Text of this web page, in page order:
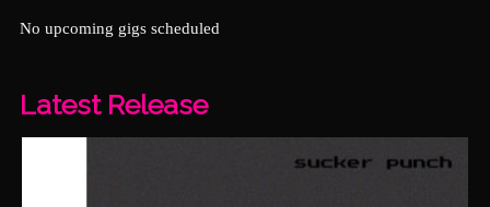
No upcoming gigs scheduled
Latest Release